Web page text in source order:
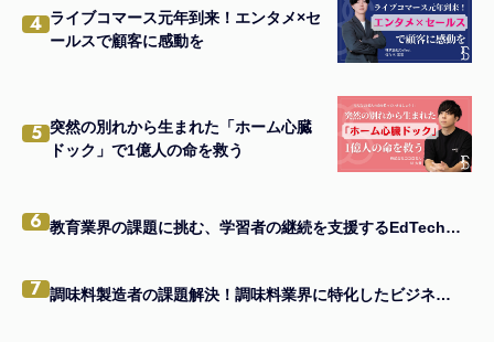
4 ライブコマース元年到来！エンタメ×セ
ールスで顧客に感動を
5 突然の別れから生まれた「ホーム心臓
ドック」で1億人の命を救う
6 教育業界の課題に挑む、学習者の継続を支援するEdTechアプリの秘訣とは
7 調味料製造者の課題解決！調味料業界に特化したビジネスモデルの真髄